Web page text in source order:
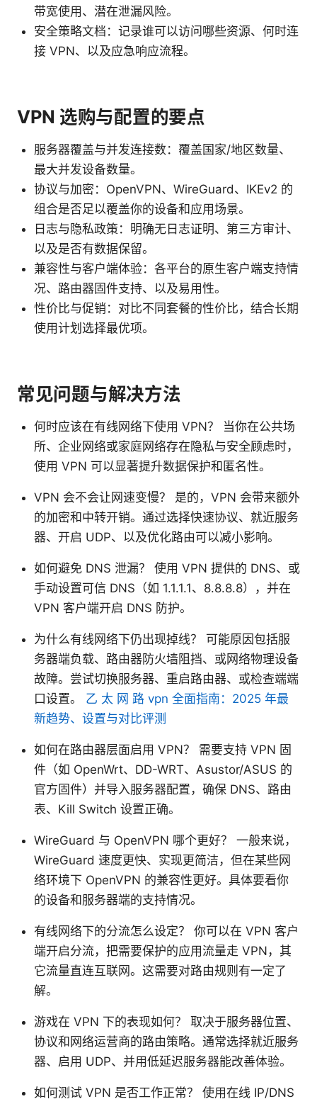
带宽使用、潜在泄漏风险。
安全策略文档：记录谁可以访问哪些资源、何时连
接 VPN、以及应急响应流程。
VPN 选购与配置的要点
服务器覆盖与并发连接数：覆盖国家/地区数量、
最大并发设备数量。
协议与加密：OpenVPN、WireGuard、IKEv2 的
组合是否足以覆盖你的设备和应用场景。
日志与隐私政策：明确无日志证明、第三方审计、
以及是否有数据保留。
兼容性与客户端体验：各平台的原生客户端支持情
况、路由器固件支持、以及易用性。
性价比与促销：对比不同套餐的性价比，结合长期
使用计划选择最优项。
常见问题与解决方法
何时应该在有线网络下使用 VPN？ 当你在公共场
所、企业网络或家庭网络存在隐私与安全顾虑时，
使用 VPN 可以显著提升数据保护和匿名性。
VPN 会不会让网速变慢？ 是的，VPN 会带来额外
的加密和中转开销。通过选择快速协议、就近服务
器、开启 UDP、以及优化路由可以减小影响。
如何避免 DNS 泄漏？ 使用 VPN 提供的 DNS、或
手动设置可信 DNS（如 1.1.1.1、8.8.8.8），并在
VPN 客户端开启 DNS 防护。
为什么有线网络下仍出现掉线？ 可能原因包括服
务器端负载、路由器防火墙阻挡、或网络物理设备
故障。尝试切换服务器、重启路由器、或检查端端
口设置。 乙 太 网 路 vpn 全面指南：2025 年最
新趋势、设置与对比评测
如何在路由器层面启用 VPN？ 需要支持 VPN 固
件（如 OpenWrt、DD-WRT、Asustor/ASUS 的
官方固件）并导入服务器配置，确保 DNS、路由
表、Kill Switch 设置正确。
WireGuard 与 OpenVPN 哪个更好？ 一般来说，
WireGuard 速度更快、实现更简洁，但在某些网
络环境下 OpenVPN 的兼容性更好。具体要看你
的设备和服务器端的支持情况。
有线网络下的分流怎么设定？ 你可以在 VPN 客户
端开启分流，把需要保护的应用流量走 VPN，其
它流量直连互联网。这需要对路由规则有一定了
解。
游戏在 VPN 下的表现如何？ 取决于服务器位置、
协议和网络运营商的路由策略。通常选择就近服务
器、启用 UDP、并用低延迟服务器能改善体验。
如何测试 VPN 是否工作正常？ 使用在线 IP/DNS